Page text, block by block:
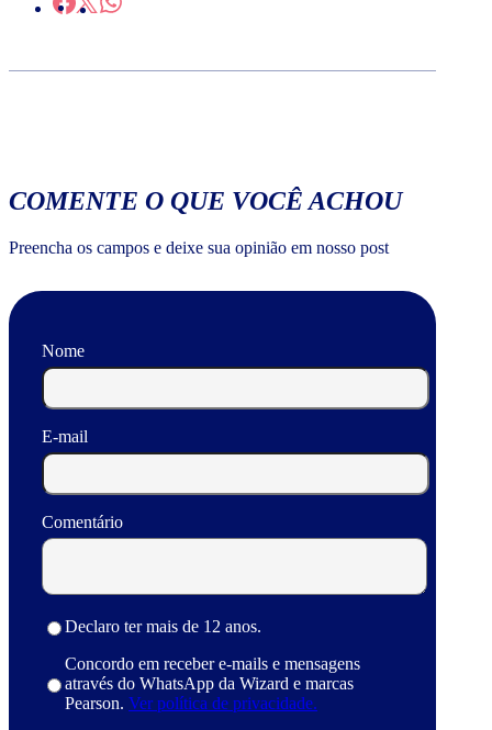
COMENTE O QUE VOCÊ ACHOU
Preencha os campos e deixe sua opinião em nosso post
Nome
E-mail
Comentário
Declaro ter mais de 12 anos.
Concordo em receber e-mails e mensagens
através do WhatsApp da Wizard e marcas
Pearson. Ver política de privacidade.